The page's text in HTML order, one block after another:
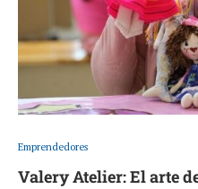
Emprendedores
Valery Atelier: El arte